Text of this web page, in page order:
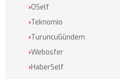
›OSelf
›Teknomio
›TuruncuGündem
›Webosfer
›HaberSelf